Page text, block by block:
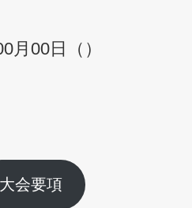
月00日（）
大会要項